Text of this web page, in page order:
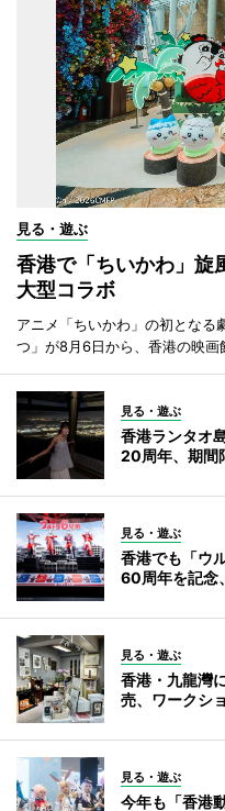
見る・遊ぶ
香港で「ちいかわ」旋
大型コラボ
アニメ「ちいかわ」の初となる
つ」が8月6日から、香港の映画
見る・遊ぶ
香港ランタオ
20周年、期間
見る・遊ぶ
香港でも「ウ
60周年を記念
見る・遊ぶ
香港・九龍灣
売、ワークシ
見る・遊ぶ
今年も「香港